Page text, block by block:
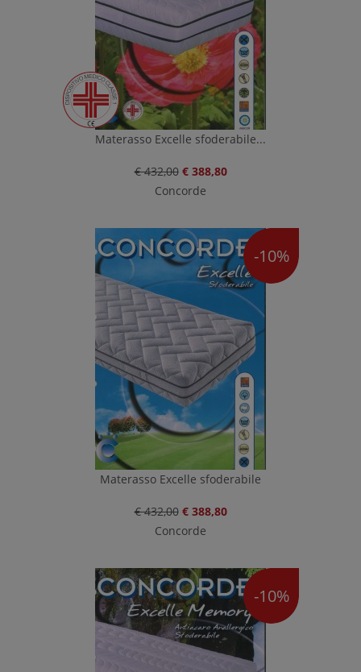
Materasso Excelle sfoderabile...
€ 432,00 € 388,80
Concorde
-10%
Materasso Excelle sfoderabile
€ 432,00 € 388,80
Concorde
-10%